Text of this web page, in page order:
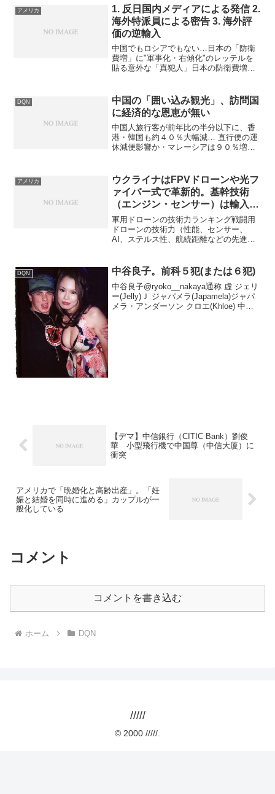
は、これまでの投資・輸出主導型から、
サービス消費を中...
アメリカ
1. 反日国内メディアによる発信 2.
海外特派員による密告 3. 海外評
価の逆輸入
中国でもロシアでもない…日本の「防衛
費増」に"軍事化・右傾化"のレッテルを
貼る意外な「真犯人」日本の防衛費増額
く、欧米メディアや学界のイデオロギー
的な偏向、そして日本の...
DQN
中国の「囲い込み観光」、訪問国
に経済的な恩恵が無い
中国人旅行客が前年比の半分以下に、香
港・韓国も約４０％大幅減… 直行便の運
休減便影響か・マレーシアは９０％増岡
した。中国からの宿泊客が前年比半分以
下に激減し...
アメリカ
ウクライナはFPVドローンや光フ
ァイバー式で革新的。基幹技術
（エンジン・センサー）は輸入依
存。実戦適応力は高いものの、独
自開発基盤が弱い
軍用ドローンの技術力ランキング戦闘用
ドローンの技術力（性能、センサー、
AI、ステルス性、航続距離などの先進技
ら技術面に焦点を移すと、米国が圧倒的
首位です。技術力ランキング...
DQN 中谷良子。前科５犯(または６犯)
中谷良子@ryoko__nakaya通称 虚 ジェリ
ー(Jelly)Ｊ ジャパメラ(Japamela)ジャパ
メラ・アンダーソン クロエ(Khloe) 中谷
【デマ】中信銀行（CITIC Bank）劉俊
華 小型飛行機で中国尊（中信大厦）に
衝突
アメリカで「晩婚化と高齢出産」。「妊
娠と結婚を同時に進める」カップルが一
般化している
コメント
コメントを書き込む
ホーム DQN
/////
© 2000 /////.